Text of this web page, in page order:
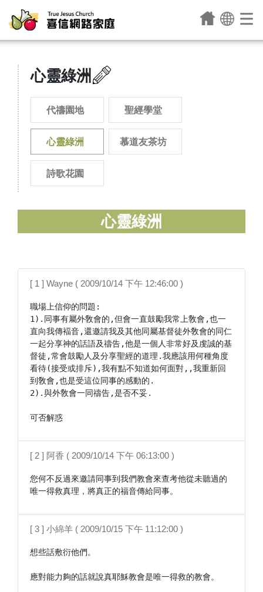
心靈綠洲
代禱園地 聖經學堂
心靈綠洲 慕道友茶坊
詩歌花園
心靈綠洲
[ 1 ] Wayne ( 2009/10/14 下午 12:46:00 )
職場上信仰的問題:
1).同事有屬外敎會的,但會一直鼓勵我常上敎會,也一
直向我傳褔音,還邀請我及其他同屬基督徒外敎會的同仁
一起分享神的話語及禱告,他是一個人非常好及虔誠的基
督徒,常會鼓勵人及分享聖經的道理.我應該用何種角度
看待(接受或排斥),我有點不知道如何面對,,我重新回
到敎會,也是受這位同事的感動的.
2).與外敎會一同禱告,是否不妥.
可否解惑
[ 2 ] 阿香 ( 2009/10/14 下午 06:13:00 )
您何不反過來邀請同事到我們教會來查考他從未聽過的
唯一得救真理，將真正的福音傳給同事。
[ 3 ] 小綿羊 ( 2009/10/15 下午 11:12:00 )
想些話敷衍他們。
應對能力夠的話就說真耶穌教會是唯一得救的教會。